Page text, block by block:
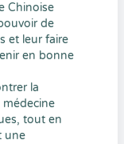
Chinoise
de
et leur faire
en bonne
la
tout en
une